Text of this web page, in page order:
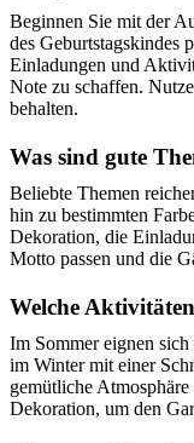
Beginnen Sie mit der
des Geburtstagskindes
Einladungen und
Note zu schaffen.
behalten.
Was sind gute
Beliebte Themen
hin zu bestimmten
Dekoration, die
Motto passen und die
Welche
Im Sommer eignen
im Winter mit einer
gemütliche
Dekoration, um den